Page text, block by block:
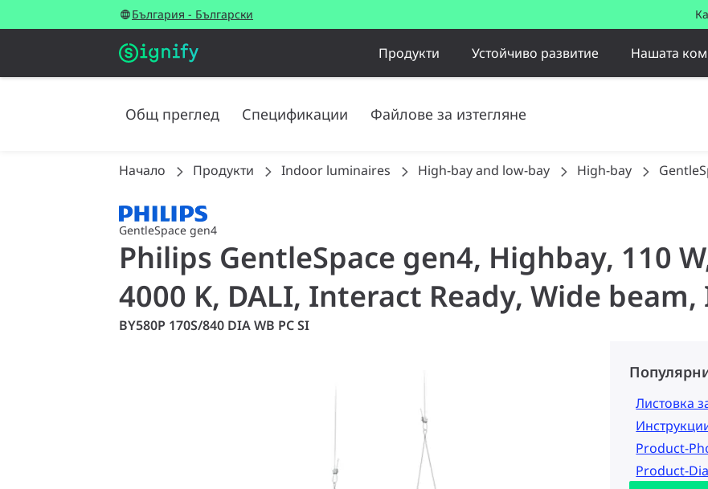
България - Български
Продукти Устойчиво развитие Нашата
Общ преглед Спецификации Файлове за изтегляне
Начало Продукти Indoor luminaires High-bay and low-bay High-bay
GentleSpace gen4
Philips GentleSpace gen4, Highbay, 110
4000 K, DALI, Interact Ready, Wide beam,
BY580P 170S/840 DIA WB PC SI
Листовка
Product-
Product-